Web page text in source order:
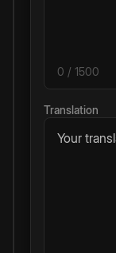
0 / 1500
Translation
Your